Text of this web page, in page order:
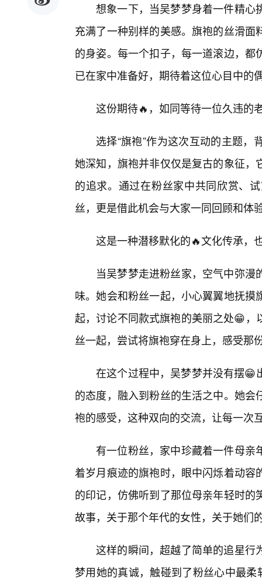
想象一下，当吴梦梦身着一件精心
充满了一种别样的美感。旗袍的丝滑
的身姿。每一个扣子，每一道滚边，
已在家中准备好，期待着这位心目中的
这份期待🔥，如同等待一位久违的
选择“旗袍”作为这次互动的主题
她深知，旗袍并非仅仅是复古的象征
的追求。通过在粉丝家中共同欣赏、
丝，更是借此机会与大家一同回顾和体
这是一种潜移默化的🔥文化传承，
当吴梦梦走进粉丝家，空气中弥
味。她会和粉丝一起，小心翼翼地抚
起，讨论不同款式旗袍的美丽之处😁
丝一起，尝试将旗袍穿在身上，感受那
在这个过程中，吴梦梦并没有摆😁
的态度，融入到粉丝的生活之中。她
袍的感受，这种双向的交流，让每一次
有一位粉丝，家中珍藏着一件母
着岁月痕迹的旗袍时，眼中闪烁着动
的印记，仿佛听到了那位母亲年轻时
故事，关于那个年代的女性，关于她们
这样的瞬间，超越了简单的追星行
梦用她的真诚，触碰到了粉丝心中最